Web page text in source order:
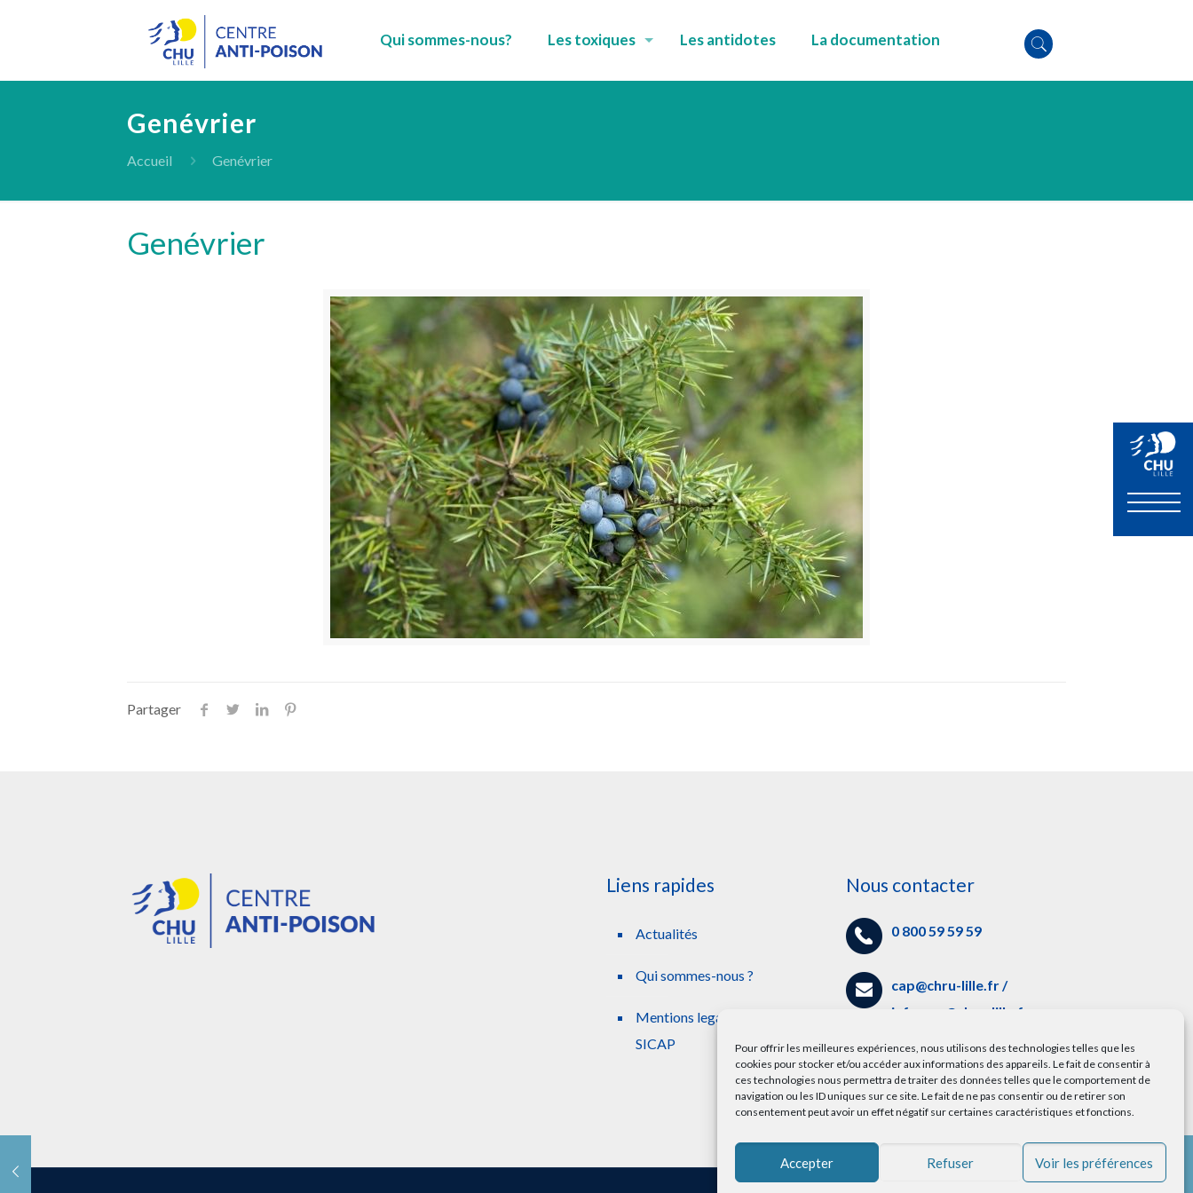
Pour offrir les meilleures expériences, nous utilisons des technologies telles que les
cookies pour stocker et/ou accéder aux informations des appareils. Le fait de consentir à
ces technologies nous permettra de traiter des données telles que le comportement de
navigation ou les ID uniques sur ce site. Le fait de ne pas consentir ou de retirer son
consentement peut avoir un effet négatif sur certaines caractéristiques et fonctions.
Accepter Refuser Voir les préférences
Qui sommes-nous? Les toxiques Les antidotes La documentation
Genévrier
Accueil Genévrier
Genévrier
Partager
Liens rapides
Actualités
Qui sommes-nous ?
Mentions legales simplifiees
SICAP
Nous contacter
0 800 59 59 59
cap@chru-lille.fr/
info.cap@chru-lille.fr
5 avenue Oscar Lambret,
59000 Lille